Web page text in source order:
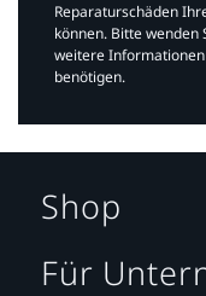
Reparaturschäden
können. Bitte wenden
weitere
benötigen.​
Shop
Für